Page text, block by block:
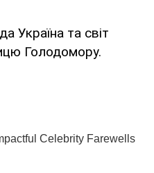
Україна та світ
Голодомору.